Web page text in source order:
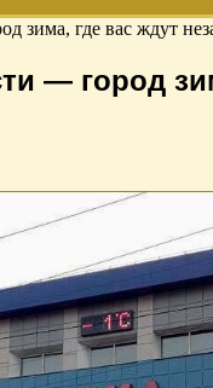
зима, где вас ждут
— город